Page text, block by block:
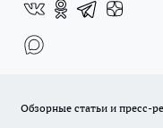
Обзорные статьи и пресс-